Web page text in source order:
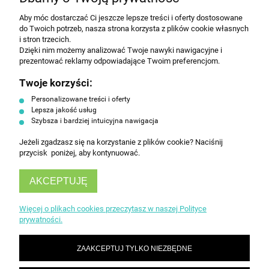
Wyrażam zgodę na przesyłanie informacji
handlowej na poniższy adres email. Więcej w
ZAPISZ SIĘ
Aby móc dostarczać Ci jeszcze lepsze treści i oferty dostosowane
do Twoich potrzeb, nasza strona korzysta z plików cookie własnych
i stron trzecich.
Dzięki nim możemy analizować Twoje nawyki nawigacyjne i
prezentować reklamy odpowiadające Twoim preferencjom.
Twoje korzyści:
Personalizowane treści i oferty
Lepsza jakość usług
Szybsza i bardziej intuicyjna nawigacja
Jeżeli zgadzasz się na korzystanie z plików cookie? Naciśnij
przycisk poniżej, aby kontynuować.
AKCEPTUJĘ
Więcej o plikach cookies przeczytasz w naszej Polityce
prywatności.
ZAAKCEPTUJ TYLKO NIEZBĘDNE